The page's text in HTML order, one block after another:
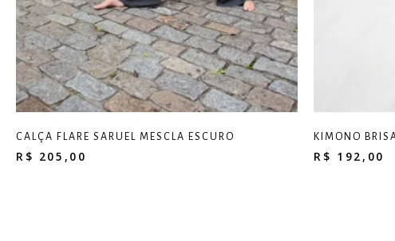
CALÇA FLARE SARUEL MESCLA ESCURO
R$ 205,00
KIMONO
R$ 192,00